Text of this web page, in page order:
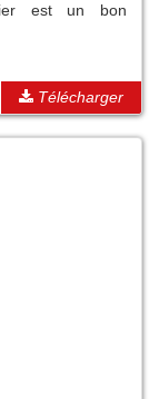
est un bon
Télécharger